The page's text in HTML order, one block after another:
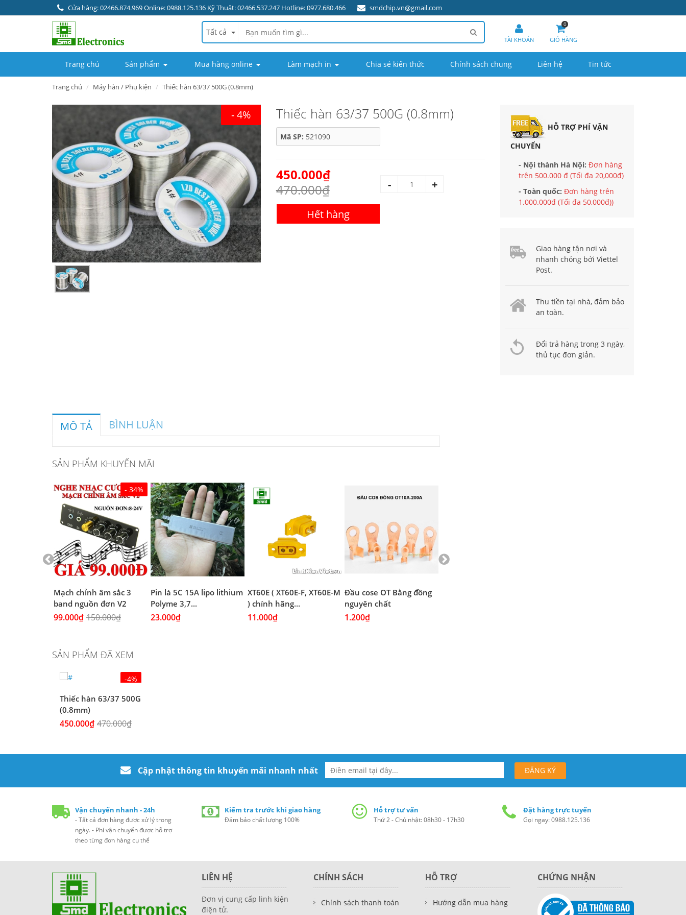
Cửa hàng: 02466.874.969 Online: 0988.125.136 Kỹ Thuật: 02466.537.247 Hotline: 0977.680.466 smdchip.vn@gmail.com
Tất cả
TÀI KHOẢN
0
GIỎ HÀNG
Trang chủ Sản phẩm Mua hàng online Làm mạch in Chia sẻ kiến thức Chính sách chung Liên hệ Tin tức
Trang chủ Máy hàn / Phụ kiện Thiếc hàn 63/37 500G (0.8mm)
- 4% Thiếc hàn 63/37 500G (0.8mm)
Mã SP: 521090
450.000₫
470.000₫
- +
Hết hàng
HỖ TRỢ PHÍ VẬN
CHUYỂN
- Nội thành Hà Nội: Đơn hàng
trên 500.000 đ (Tối đa 20,000đ)
- Toàn quốc: Đơn hàng trên
1.000.000đ (Tối đa 50,000đ))
Giao hàng tận nơi và
nhanh chóng bởi Viettel
Post.
Thu tiền tại nhà, đảm bảo
an toàn.
Đổi trả hàng trong 3 ngày,
thủ tục đơn giản.
MÔ TẢ BÌNH LUẬN
SẢN PHẨM KHUYẾN MÃI
- 34%
Mạch chỉnh âm sắc 3
band nguồn đơn V2
99.000₫ 150.000₫
Pin lá 5C 15A lipo lithium
Polyme 3,7...
23.000₫
XT60E ( XT60E-F, XT60E-M
) chính hãng...
11.000₫
Đầu cose OT Bằng đồng
nguyên chất
1.200₫
SẢN PHẨM ĐÃ XEM
-4%
Thiếc hàn 63/37 500G
(0.8mm)
450.000₫ 470.000₫
Cập nhật thông tin khuyến mãi nhanh nhất
Vận chuyển nhanh - 24h
- Tất cả đơn hàng được xử lý trong
ngày. - Phí vận chuyển được hỗ trợ
theo từng đơn hàng cụ thể
Kiểm tra trước khi giao hàng
Đảm bảo chất lượng 100%
Hỗ trợ tư vấn
Thứ 2 - Chủ nhật: 08h30 - 17h30
Đặt hàng trực tuyến
Gọi ngay: 0988.125.136
LIÊN HỆ
Đơn vị cung cấp linh kiện
điện tử.
CHÍNH SÁCH
Chính sách thanh toán
HỖ TRỢ
Hướng dẫn mua hàng
CHỨNG NHẬN